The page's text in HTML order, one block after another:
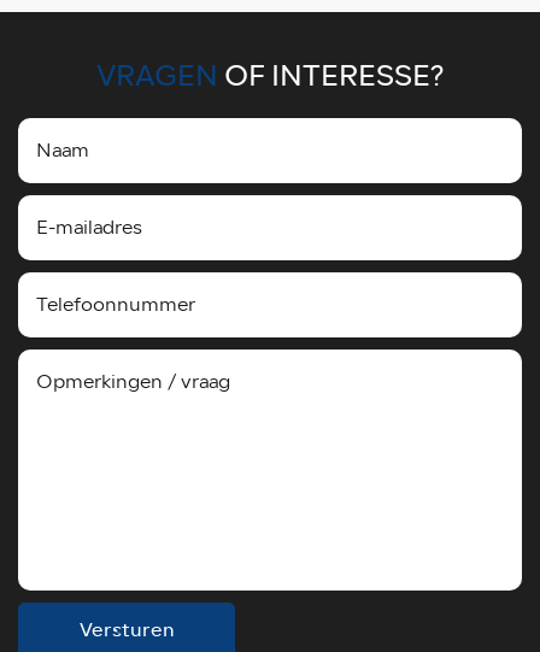
VRAGEN OF INTERESSE?
Versturen